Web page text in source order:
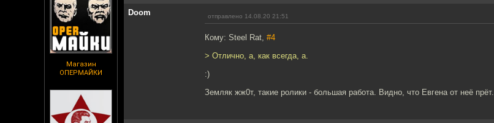
Магазин
ОПЕРМАЙКИ
Doom отправлено 14.08.20 21:51
Кому: Steel Rat, #4
> Отлично, а, как всегда, а.
:)
Земляк жж0т, такие ролики - большая работа. Видно, что Евгена от неё прёт.